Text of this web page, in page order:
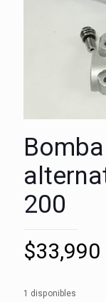
200
$33,990
1 disponibles